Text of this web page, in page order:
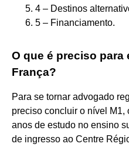
4 – Destinos
5 – Financiamento.
O que é preciso para
França?
Para se tornar advogado
preciso concluir o nível M1,
anos de estudo no ensino
de ingresso ao Centre